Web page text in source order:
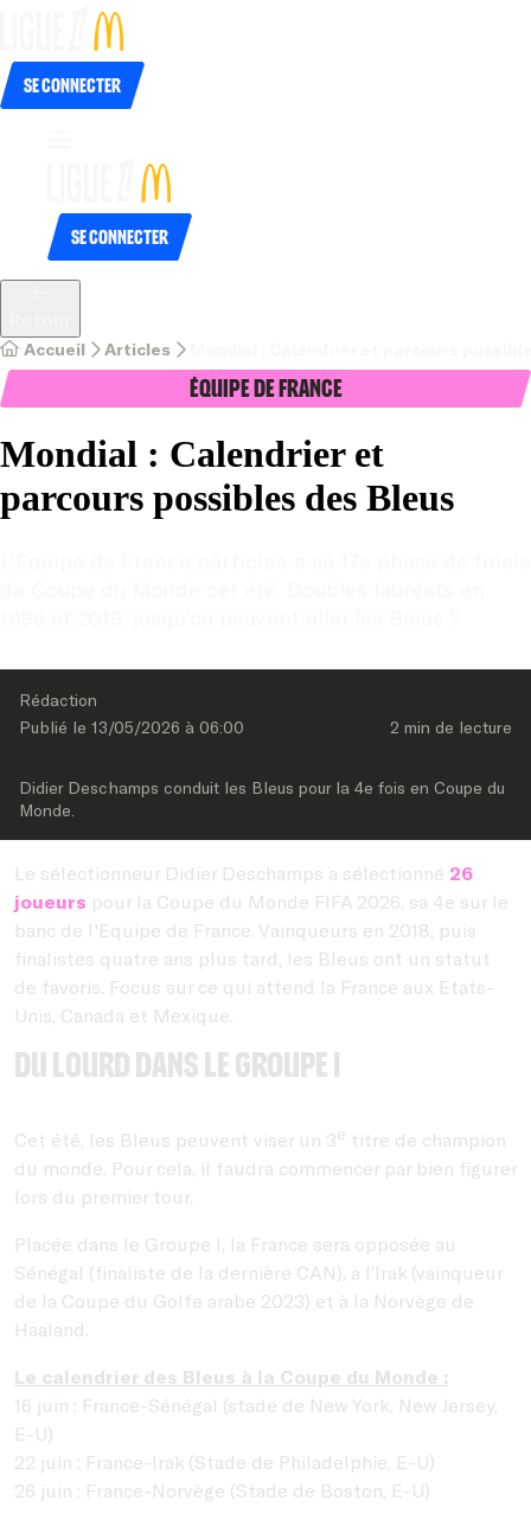
Se connecter
Se connecter
Accueil Articles
Équipe de France
Mondial : Calendrier et
parcours possibles des Bleus
Rédaction
Publié le 13/05/2026 à 06:00 2 min de lecture
Didier Deschamps conduit les Bleus pour la 4e fois en Coupe du
Monde.
Le sélectionneur Didier Deschamps a sélectionné 26
joueurs pour la Coupe du Monde FIFA 2026, sa 4e sur le
banc de l'Equipe de France. Vainqueurs en 2018, puis
finalistes quatre ans plus tard, les Bleus ont un statut
de favoris. Focus sur ce qui attend la France aux Etats-
Unis, Canada et Mexique.
Du lourd dans le Groupe I
Cet été, les Bleus peuvent viser un 3e titre de champion
du monde. Pour cela, il faudra commencer par bien figurer
lors du premier tour.
Placée dans le Groupe I, la France sera opposée au
Sénégal (finaliste de la dernière CAN), à l’Irak (vainqueur
de la Coupe du Golfe arabe 2023) et à la Norvège de
Haaland.
Le calendrier des Bleus à la Coupe du Monde :
16 juin : France-Sénégal (stade de New York, New Jersey,
E-U)
22 juin : France-Irak (Stade de Philadelphie, E-U)
26 juin : France-Norvège (Stade de Boston, E-U)